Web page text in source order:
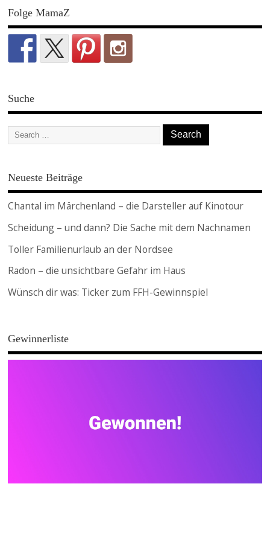
Folge MamaZ
Suche
Neueste Beiträge
Chantal im Märchenland – die Darsteller auf Kinotour
Scheidung – und dann? Die Sache mit dem Nachnamen
Toller Familienurlaub an der Nordsee
Radon – die unsichtbare Gefahr im Haus
Wünsch dir was: Ticker zum FFH-Gewinnspiel
Gewinnerliste